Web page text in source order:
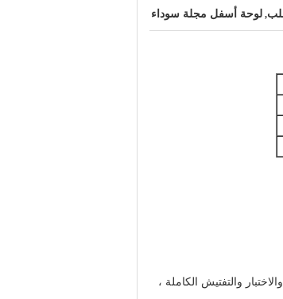
, لوحة أسفل مجلة سوداء
والتفتيش الكاملة ،